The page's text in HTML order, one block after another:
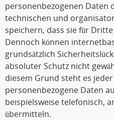
personenbezogenen Daten
technischen und
speichern, dass sie für
Dennoch können
grundsätzlich
absoluter Schutz nicht
diesem Grund steht es
personenbezogene Daten
beispielsweise telefonisch,
übermitteln.